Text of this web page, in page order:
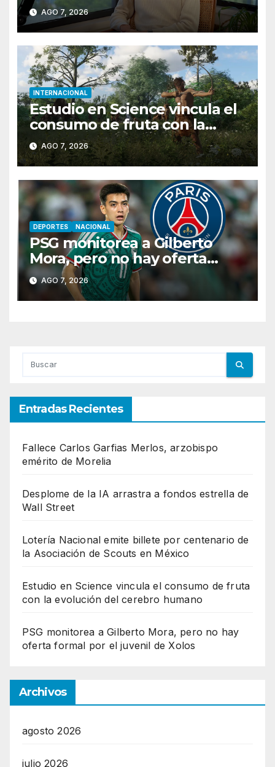
AGO 7, 2026
INTERNACIONAL
Estudio en Science vincula el
consumo de fruta con la
evolución del cerebro
humano
AGO 7, 2026
DEPORTES NACIONAL
PSG monitorea a Gilberto
Mora, pero no hay oferta
formal por el juvenil de Xolos
AGO 7, 2026
Entradas Recientes
Fallece Carlos Garfias Merlos, arzobispo
emérito de Morelia
Desplome de la IA arrastra a fondos estrella de
Wall Street
Lotería Nacional emite billete por centenario de
la Asociación de Scouts en México
Estudio en Science vincula el consumo de fruta
con la evolución del cerebro humano
PSG monitorea a Gilberto Mora, pero no hay
oferta formal por el juvenil de Xolos
Archivos
agosto 2026
julio 2026